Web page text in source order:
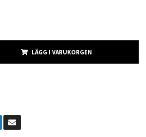
LÄGG I VARUKORGEN